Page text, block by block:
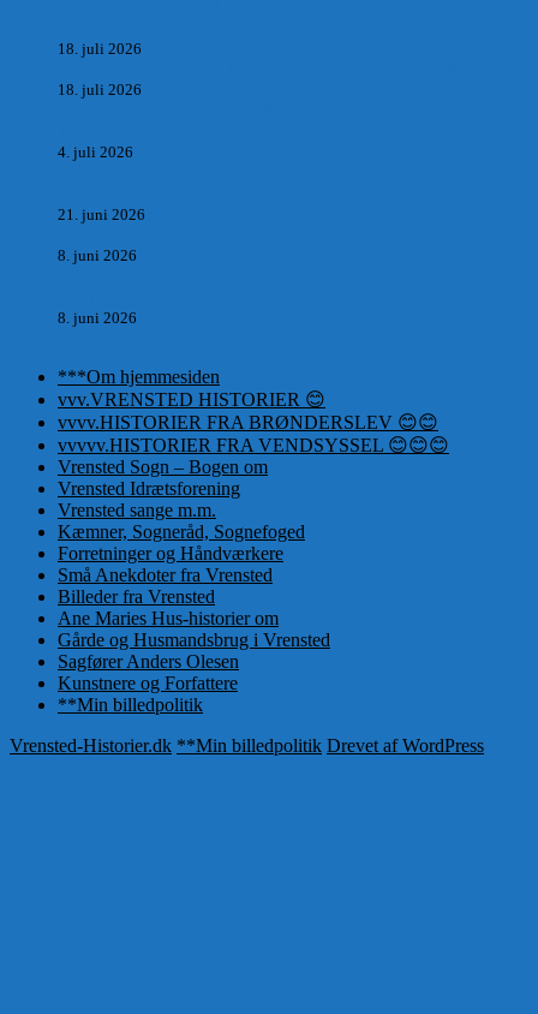
18. juli 2026
18. juli 2026
4. juli 2026
21. juni 2026
8. juni 2026
8. juni 2026
***Om hjemmesiden
vvv.VRENSTED HISTORIER 😊
vvvv.HISTORIER FRA BRØNDERSLEV 😊😊
vvvvv.HISTORIER FRA VENDSYSSEL 😊😊😊
Vrensted Sogn – Bogen om
Vrensted Idrætsforening
Vrensted sange m.m.
Kæmner, Sogneråd, Sognefoged
Forretninger og Håndværkere
Små Anekdoter fra Vrensted
Billeder fra Vrensted
Ane Maries Hus-historier om
Gårde og Husmandsbrug i Vrensted
Sagfører Anders Olesen
Kunstnere og Forfattere
**Min billedpolitik
Vrensted-Historier.dk **Min billedpolitik Drevet af WordPress